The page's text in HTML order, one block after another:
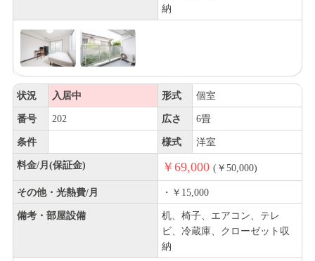
納
状況 入居中 形式 個室
番号 202 広さ 6畳
条件 様式 洋室
料金/月(保証金) ￥69,000 (￥50,000)
その他・光熱費/月 ・￥15,000
備考・部屋設備
机、椅子、エアコン、テレ
ビ、冷蔵庫、クローゼット収
納